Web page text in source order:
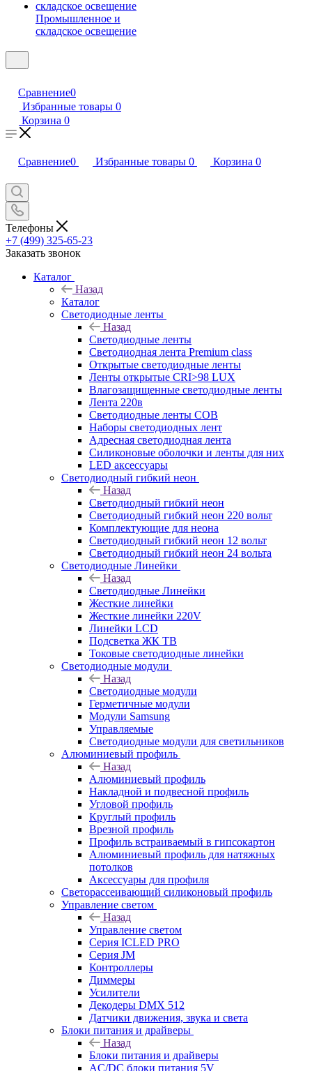
Промышленное и
складское освещение
Сравнение0
Избранные товары 0
Корзина 0
Сравнение0 Избранные товары 0 Корзина 0
Телефоны
+7 (499) 325-65-23
Заказать звонок
Каталог
Назад
Каталог
Светодиодные ленты
Назад
Светодиодные ленты
Светодиодная лента Premium class
Открытые светодиодные ленты
Ленты открытые CRI>98 LUX
Влагозащищенные светодиодные ленты
Лента 220в
Светодиодные ленты COB
Наборы светодиодных лент
Адресная светодиодная лента
Силиконовые оболочки и ленты для них
LED аксессуары
Светодиодный гибкий неон
Назад
Светодиодный гибкий неон
Светодиодный гибкий неон 220 вольт
Комплектующие для неона
Светодиодный гибкий неон 12 вольт
Светодиодный гибкий неон 24 вольта
Светодиодные Линейки
Назад
Светодиодные Линейки
Жесткие линейки
Жесткие линейки 220V
Линейки LCD
Подсветка ЖК ТВ
Токовые светодиодные линейки
Светодиодные модули
Назад
Светодиодные модули
Герметичные модули
Модули Samsung
Управляемые
Светодиодные модули для светильников
Алюминиевый профиль
Назад
Алюминиевый профиль
Накладной и подвесной профиль
Угловой профиль
Круглый профиль
Врезной профиль
Профиль встраиваемый в гипсокартон
Алюминиевый профиль для натяжных
потолков
Аксессуары для профиля
Светорассеивающий силиконовый профиль
Управление светом
Назад
Управление светом
Серия ICLED PRO
Серия JM
Контроллеры
Диммеры
Усилители
Декодеры DMX 512
Датчики движения, звука и света
Блоки питания и драйверы
Назад
Блоки питания и драйверы
AC/DC блоки питания 5V